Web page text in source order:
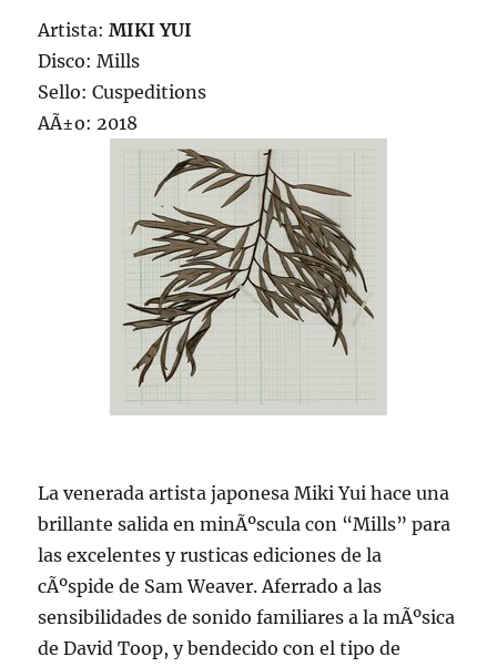
Artista:MIKI YUI
Disco: Mills
Sello: Cuspeditions
AÃ±o: 2018
La venerada artista japonesa Miki Yui hace una
brillante salida en minÃºscula con “Mills” para
las excelentes y rusticas ediciones de la
cÃºspide de Sam Weaver. Aferrado a las
sensibilidades de sonido familiares a la mÃºsica
de David Toop, y bendecido con el tipo de